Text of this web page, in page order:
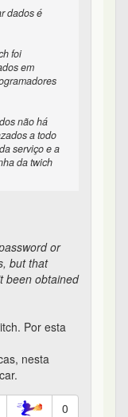
dados é
foi
em
não há
a todo
serviço e a
da twich
or
but that
been obtained
Por esta
nesta
0